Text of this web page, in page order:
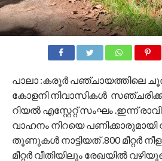
പാലാ :കരൂർ പഞ്ചായത്തിലെ
കോളനി നിവാസികൾ
റിയൽ എസ്റ്റേറ്റ് സംഘം .ഇന്ന്
വാഹനം നിറയെ
തൂണുകൾ നാട്ടിയത് .800 മീറ്റർ
മീറ്റർ വീതിയിലും രേഖയിൽ